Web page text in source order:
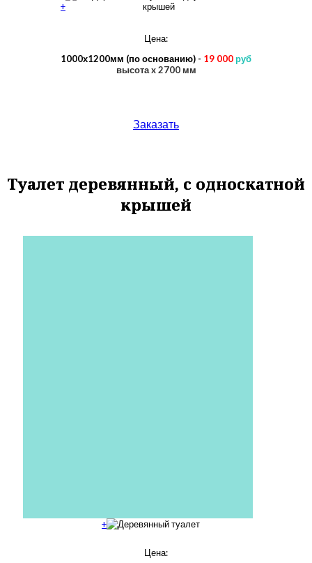
+
Цена:
1000х1200мм (по основанию) - 19 000руб
высотаx 2700 мм
Заказать
Туалет деревянный, с односкатной
крышей
+
Цена: